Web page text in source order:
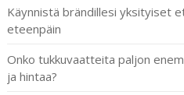
Käynnistä brändillesi yksityiset
eteenpäin
Onko tukkuvaatteita paljon
ja hintaa?